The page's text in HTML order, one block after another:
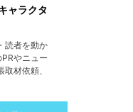
ャラクタ
読者を動か
やニュー
材依頼、